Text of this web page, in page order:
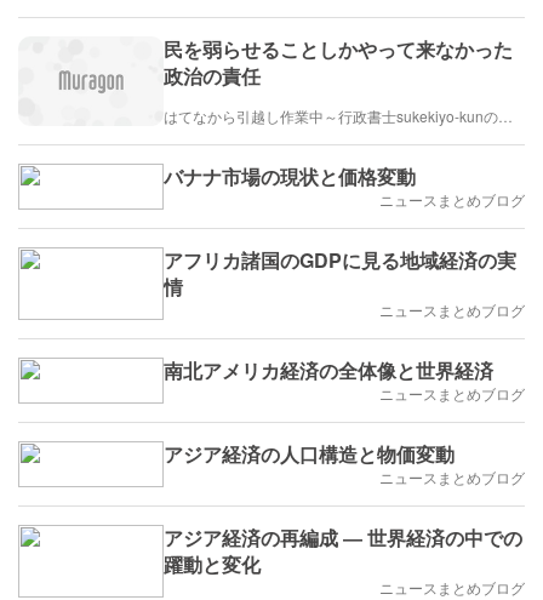
民を弱らせることしかやって来なかった
政治の責任
はてなから引越し作業中～行政書士sukekiyo-kunの家族法など（仮）
バナナ市場の現状と価格変動
ニュースまとめブログ
アフリカ諸国のGDPに見る地域経済の実
情
ニュースまとめブログ
南北アメリカ経済の全体像と世界経済
ニュースまとめブログ
アジア経済の人口構造と物価変動
ニュースまとめブログ
アジア経済の再編成 ― 世界経済の中での
躍動と変化
ニュースまとめブログ